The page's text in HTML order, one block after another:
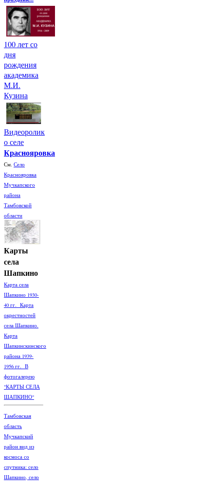
100 лет со
дня
рождения
академика
М.И.
Кузина
Видеоролик
о селе
Краснояровка
См. Село
Краснояровка
Мучкапского
района
Тамбовской
области
Карты
села
Шапкино
Карта села
Шапкино 1930-
40 гг. Карта
окрестностей
села Шапкино.
Карта
Шапкинскинского
района 1939-
1956 гг. В
фотогалерею
"КАРТЫ СЕЛА
ШАПКИНО"
Тамбовская
область
Мучкапский
район вид из
космоса со
спутника: село
Шапкино, село